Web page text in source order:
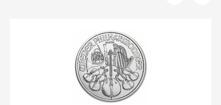
Klik hier